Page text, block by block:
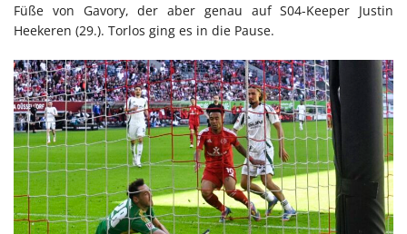
Füße von Gavory, der aber genau auf S04-Keeper Justin
Heekeren (29.). Torlos ging es in die Pause.